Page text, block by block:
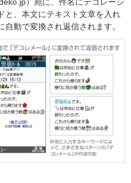
と、本文にテキスト文章を入れ
動で変換され返信されます。